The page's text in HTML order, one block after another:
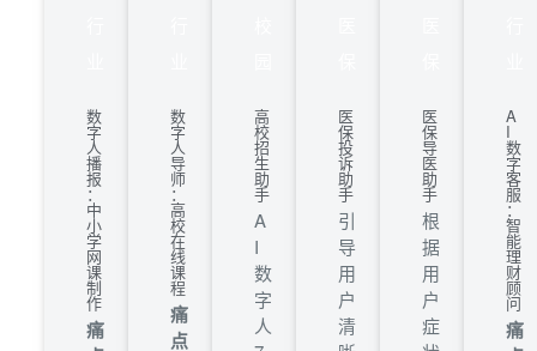
数
字
人
播
报
：
中
小
学
网
课
制
作
痛
数
字
人
导
师
：
高
校
在
线
课
程
痛
点
高
校
招
生
助
手
A
I
数
字
人
医
保
投
诉
助
手
引
导
用
户
清
医
保
导
医
助
手
根
据
用
户
症
A
I
数
字
客
服
：
智
能
理
财
顾
问
痛